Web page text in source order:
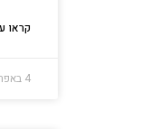
קראו
4 באפריל 2019